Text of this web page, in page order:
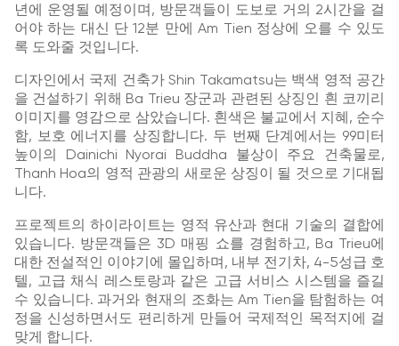
년에 운영될 예정이며, 방문객들이 도보로 거의 2시간을 걸
어야 하는 대신 단 12분 만에 Am Tien 정상에 오를 수 있도
록 도와줄 것입니다.
디자인에서 국제 건축가 Shin Takamatsu는 백색 영적 공간
을 건설하기 위해 Ba Trieu 장군과 관련된 상징인 흰 코끼리
이미지를 영감으로 삼았습니다. 흰색은 불교에서 지혜, 순수
함, 보호 에너지를 상징합니다. 두 번째 단계에서는 99미터
높이의 Dainichi Nyorai Buddha 불상이 주요 건축물로,
Thanh Hoa의 영적 관광의 새로운 상징이 될 것으로 기대됩
니다.
프로젝트의 하이라이트는 영적 유산과 현대 기술의 결합에
있습니다. 방문객들은 3D 매핑 쇼를 경험하고, Ba Trieu에
대한 전설적인 이야기에 몰입하며, 내부 전기차, 4-5성급 호
텔, 고급 채식 레스토랑과 같은 고급 서비스 시스템을 즐길
수 있습니다. 과거와 현재의 조화는 Am Tien을 탐험하는 여
정을 신성하면서도 편리하게 만들어 국제적인 목적지에 걸
맞게 합니다.